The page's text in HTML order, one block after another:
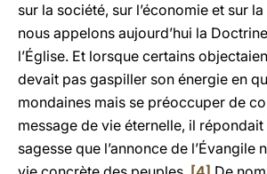
sur la société, sur l’économie et sur
nous appelons aujourd’hui la
l’Église. Et lorsque certains
devait pas gaspiller son énergie en
mondaines mais se préoccuper de
message de vie éternelle, il
sagesse que l’annonce de l’Évangile